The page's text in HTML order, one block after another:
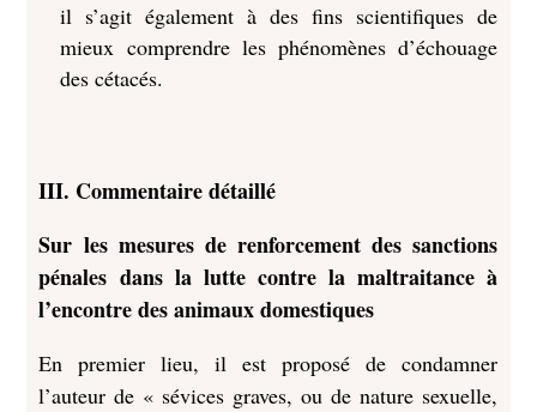
il s’agit également à des fins scientifiques de
mieux comprendre les phénomènes d’échouage
des cétacés.
III. Commentaire détaillé
Sur les mesures de renforcement des sanctions
pénales dans la lutte contre la maltraitance à
l’encontre des animaux domestiques
En premier lieu, il est proposé de condamner
l’auteur de « sévices graves, ou de nature sexuelle,